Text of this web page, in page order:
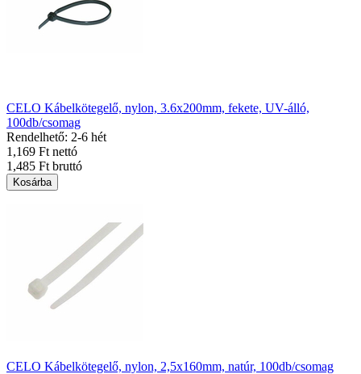
CELO Kábelkötegelő, nylon, 3.6x200mm, fekete, UV-álló,
100db/csomag
Rendelhető: 2-6 hét
1,169 Ft nettó
1,485 Ft bruttó
Kosárba
CELO Kábelkötegelő, nylon, 2,5x160mm, natúr, 100db/csomag